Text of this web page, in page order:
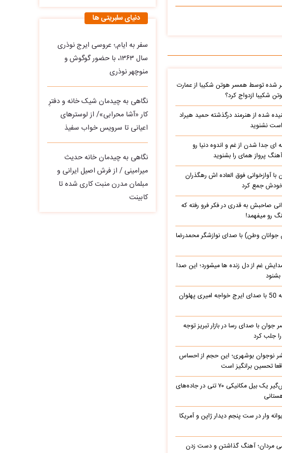
شده توسط همسر هوتن شکیبا از عمارت
شکیبا ازدواج کرد؟
شده از هنرمند درگذشته حمید هیراد
نشنوید
ای جدا شدن از غم و اندوه دنیا رو
پرواز همای را بشنوید
با آوازخوانی فوق العاده اش رهگذران
خودش جمع کرد
صاحبش به قدری در فکر فرو رفته که
رو میفهمد!
جوانان وطن) با صدای نوازشگر محمدرضا
غم از دل زنده ها میشورد؛ این صدا
بشنود
رادیو ایران دهه 50 با صدای ایرج خواجه امیری پهلوان
جوان با صدای رسا در بازار تبریز توجه
را جلب کرد
نوجوان بوشهری؛ این حجم از احساس
تحسین‌ برانگیز است
جابه‌جایی نفس‌گیر یک بیل مکانیکی ۷۰ تنی در جاده‌های
دیوانه وار در ست پنجم دیدار ژاپن و آمریکا
مردان؛ آهنگ گذاشتن و دست زدن
دنیای سلبریتی ها
سفر به ایام,؛ عروسی ایرج نوذری
سال ۱۳۶۳، با حضور گوگوش و
منوچهر نوذری
نگاهی به چیدمان شیک خانه و دفترِ
کار «آشا محرابی»/ از لوسترهای
اعیانی تا سرویس خواب سفیذ
نگاهی به چیدمان خانه حدیث
میرامینی / از فرش اصیل ایرانی و
مبلمان مدرن منبت‌ کاری‌ شده تا
کابینت